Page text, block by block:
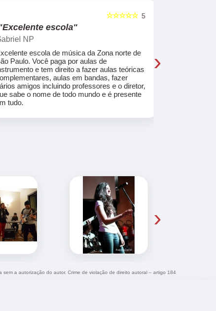
5
☆☆☆☆☆
escola"
NP
escola de música da Zona norte de
Paulo. Você paga por aulas de
e tem direito a fazer aulas teóricas
aulas em bandas, fazer
amigos incluindo professores e o diretor,
sabe o nome de todo mundo e é presente
tudo.
›
›
a autorização do autor. Crime de violação de direito autoral – artigo 184